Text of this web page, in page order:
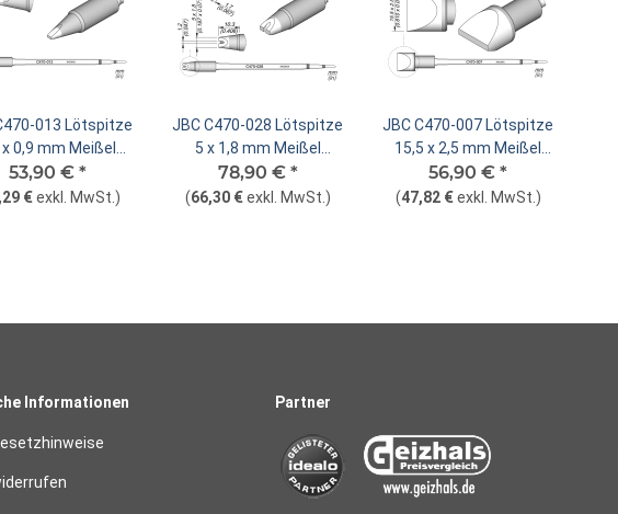
013 Lötspitze
x 0,9 mm Meißel
gerade
53,90 € *
€ exkl. MwSt. )
JBC C470-028 Lötspitze
5 x 1,8 mm Meißel
gerade
78,90 € *
(66,30 € exkl. MwSt. )
JBC C470-007 Lötspitze
15,5 x 2,5 mm Meißel
gerade
56,90 € *
(47,82 € exkl. MwSt. )
Informationen Partner